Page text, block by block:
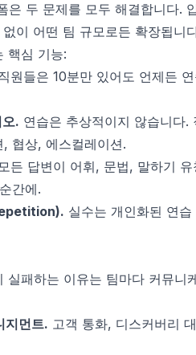
은 두 문제를 모두 해결합니다.
이 어떤 팀 규모로든 확장됩니
핵심 기능:
원들은 10분만 있어도 언제든
. 연습은 추상적이지 않습니다
협상, 에스컬레이션.
든 답변이 어휘, 문법, 말하기
간에.
실수는 개인화된 연
실패하는 이유는 팀마다 커뮤
지먼트. 고객 통화, 디스커버리